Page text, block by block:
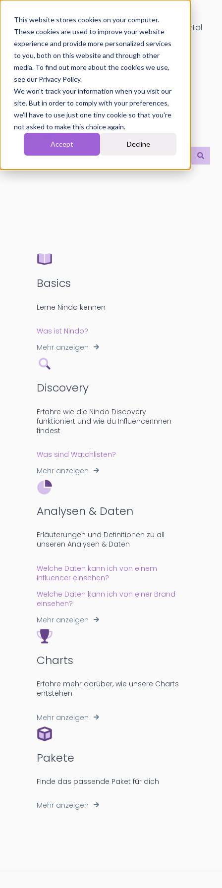
This website stores cookies on your computer.
These cookies are used to improve your website
experience and provide more personalized services
to you, both on this website and through other
media. To find out more about the cookies we use,
see our Privacy Policy.
We won't track your information when you visit our
site. But in order to comply with your preferences,
we'll have to use just one tiny cookie so that you're
not asked to make this choice again.
Accept Decline
Helpdesk Kundenportal
Wie können wir Ihnen
helfen?
Es gibt keine Vorschläge, da das Suchfeld leer ist.
Basics
Lerne Nindo kennen
Was ist Nindo?
Mehr anzeigen
Discovery
Erfahre wie die Nindo Discovery
funktioniert und wie du InfluencerInnen
findest
Was sind Watchlisten?
Mehr anzeigen
Analysen & Daten
Erläuterungen und Definitionen zu all
unseren Analysen & Daten
Welche Daten kann ich von einem
Influencer einsehen?
Welche Daten kann ich von einer Brand
einsehen?
Mehr anzeigen
Charts
Erfahre mehr darüber, wie unsere Charts
entstehen
Mehr anzeigen
Pakete
Finde das passende Paket für dich
Mehr anzeigen